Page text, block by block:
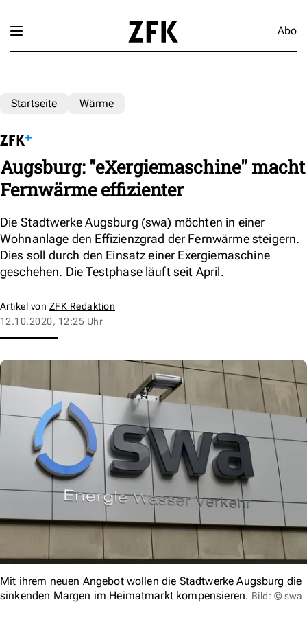
Abo
Startseite Wärme
Augsburg: "eXergiemaschine" macht
Fernwärme effizienter
Die Stadtwerke Augsburg (swa) möchten in einer
Wohnanlage den Effizienzgrad der Fernwärme steigern.
Dies soll durch den Einsatz einer Exergiemaschine
geschehen. Die Testphase läuft seit April.
Artikel von ZFK Redaktion
12.10.2020, 12:25 Uhr
Mit ihrem neuen Angebot wollen die Stadtwerke Augsburg die
sinkenden Margen im Heimatmarkt kompensieren. Bild: © swa